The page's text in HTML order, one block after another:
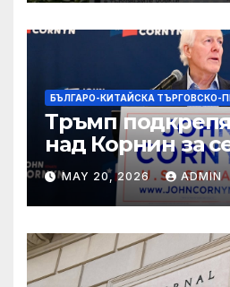
БЪЛГАРО-КИТАЙСКА ТЪРГОВСКО-
Тръмп
над Корнин за
Тексас в
подкрепа
MAY 20, 2026 ADMIN